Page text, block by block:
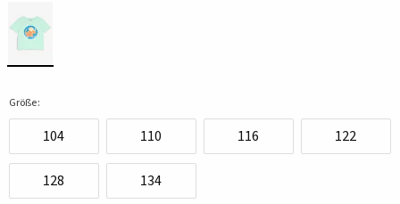
Größe:
104 110 116 122
128 134